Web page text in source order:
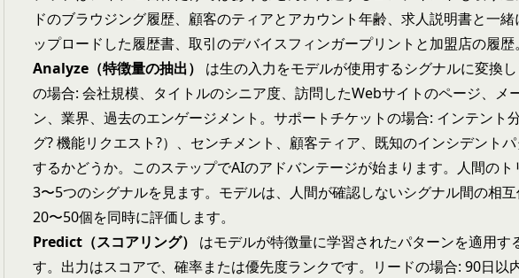
ドのブラウジング履歴、顧客のティアとアカウント年齢、求人説明書と一
ップロードした履歴書、取引のデバイスフィンガープリントと加盟店の履歴。
Analyze（特徴量の抽出）
は生の入力をモデルが使用するシグナルに変換
の場合: 会社規模、タイトルのシニア度、訪問したWebサイトのページ、メ
ン、業界、過去のエンゲージメント。サポートチケットの場合: インテント
グ? 機能リクエスト?）、センチメント、顧客ティア、既知のインシデント
するかどうか。このステップでAIのアドバンテージが始まります。人間のト
3〜5つのシグナルを見ます。モデルは、人間が確認しないシグナル間の相
20〜50個を同時に評価します。
Predict（スコアリング）
はモデルが特徴量に学習されたパターンを適用す
す。出力はスコアで、確率または優先度ランクです。リードの場合: 90日以